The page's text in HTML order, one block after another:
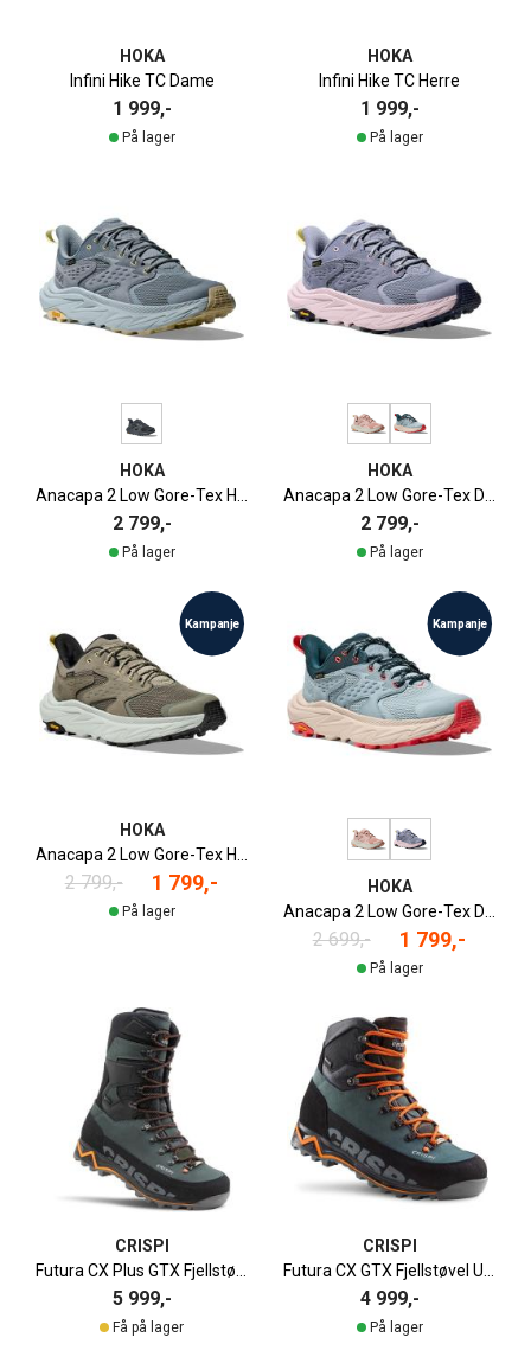
HOKA
Infini Hike TC Dame
1 999,-
På lager
HOKA
Infini Hike TC Herre
1 999,-
På lager
HOKA
Anacapa 2 Low Gore-Tex Herre
2 799,-
På lager
HOKA
Anacapa 2 Low Gore-Tex Dame
2 799,-
På lager
Kampanje
HOKA
2 799,- 1 799,-
På lager
Kampanje
HOKA
2 699,- 1 799,-
På lager
CRISPI
5 999,-
Få på lager
CRISPI
4 999,-
På lager